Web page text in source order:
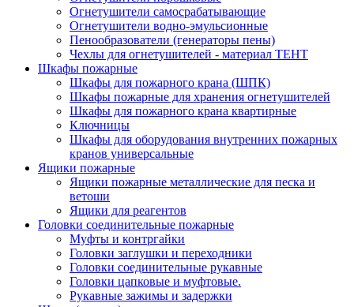
Огнетушители самосрабатывающие
Огнетушители водно-эмульсионные
Пенообразователи (генераторы пены)
Чехлы для огнетушителей - материал ТЕНТ
Шкафы пожарные
Шкафы для пожарного крана (ШПК)
Шкафы пожарные для хранения огнетушителей
Шкафы для пожарного крана квартирные
Ключницы
Шкафы для оборудования внутренних пожарных
кранов универсальные
Ящики пожарные
Ящики пожарные металлические для песка и
ветоши
Ящики для реагентов
Головки соединительные пожарные
Муфты и контргайки
Головки заглушки и переходники
Головки соединительные рукавные
Головки цапковые и муфтовые.
Рукавные зажимы и задержки